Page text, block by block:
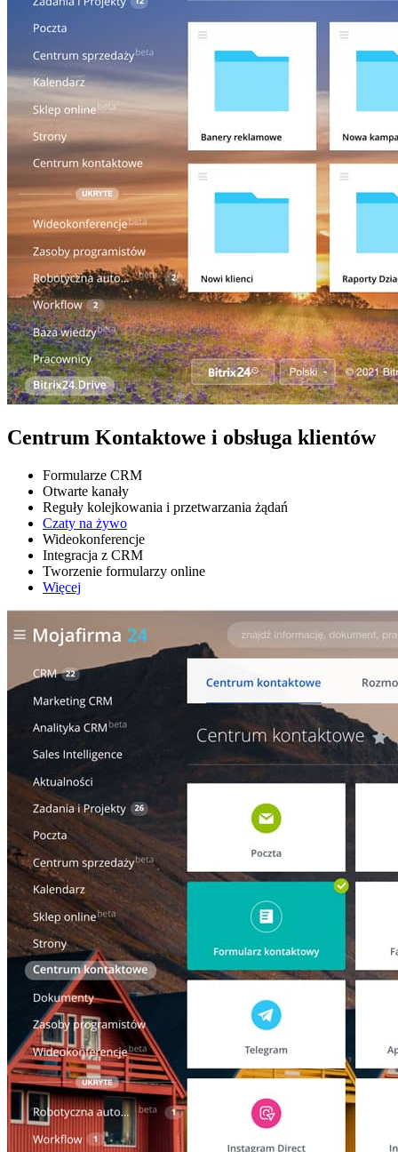
Centrum Kontaktowe i obsługa klientów
Formularze CRM
Otwarte kanały
Reguły kolejkowania i przetwarzania żądań
Czaty na żywo
Wideokonferencje
Integracja z CRM
Tworzenie formularzy online
Więcej